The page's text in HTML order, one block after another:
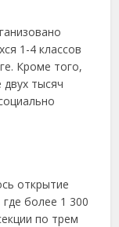
1-4 классов
Кроме того,
тысяч
открытие
более 1 300
по трем